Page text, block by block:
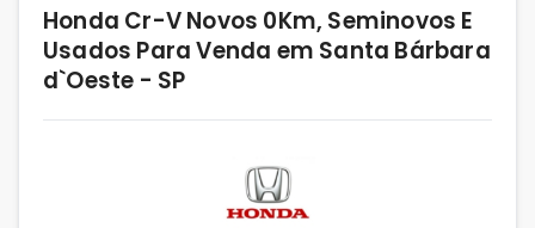
Honda Cr-V Novos 0Km, Seminovos E
Usados Para Venda em Santa Bárbara
d`Oeste - SP